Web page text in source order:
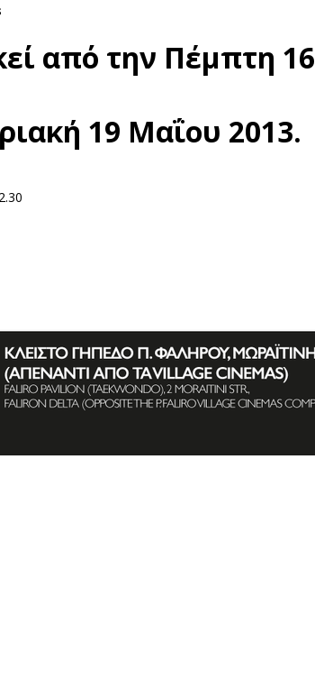
από την Πέμπτη 16
19 Μαΐου 2013.